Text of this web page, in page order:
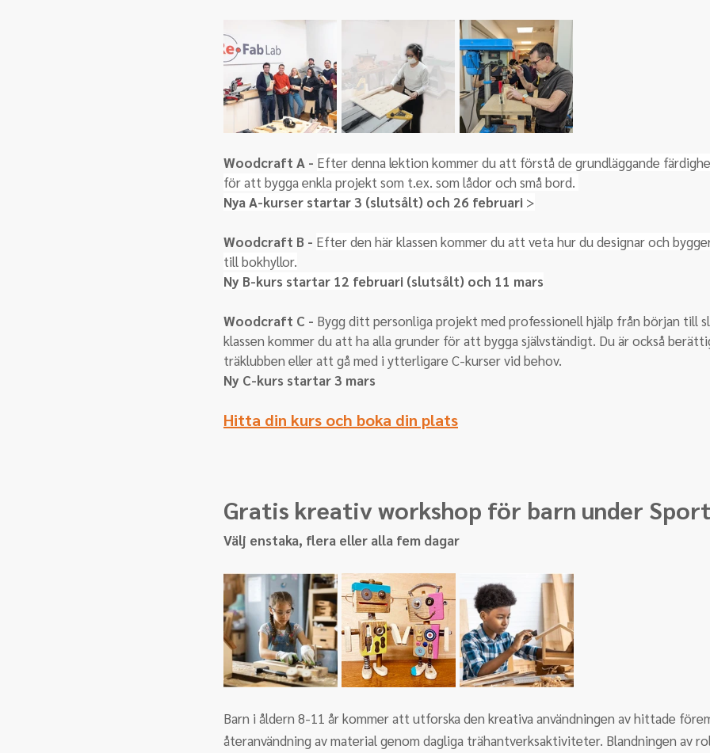
Woodcraft A - Efter denna lektion kommer du att förstå de grundläggande
för att bygga enkla projekt som t.ex. som lådor och små bord.
Nya A-kurser startar 3 (slutsålt) och 26 februari >
Woodcraft B - Efter den här klassen kommer du att veta hur du designar och
till bokhyllor.
Ny B-kurs startar 12 februari (slutsålt) och 11 mars
Woodcraft C - Bygg ditt personliga projekt med professionell hjälp från början till
klassen kommer du att ha alla grunder för att bygga självständigt. Du är också
träklubben eller att gå med i ytterligare C-kurser vid behov.
Ny C-kurs startar 3 mars
Hitta din kurs och boka din plats
Gratis kreativ workshop för barn under
Välj enstaka, flera eller alla fem dagar
Barn i åldern 8-11 år kommer att utforska den kreativa användningen av hittade
återanvändning av material genom dagliga trähantverksaktiviteter. Blandningen av